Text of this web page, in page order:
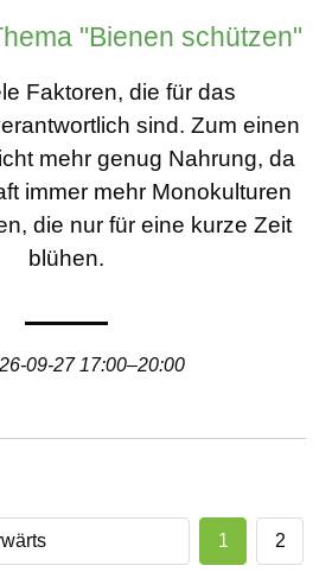
"Bienen schützen"
Faktoren, die für das
sind. Zum einen
mehr genug Nahrung, da
immer mehr Monokulturen
die nur für eine kurze Zeit
blühen.
09-27 17:00–20:00
1 2